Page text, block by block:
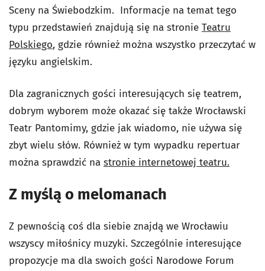
Sceny na Świebodzkim. Informacje na temat tego
typu przedstawień znajdują się na stronie Teatru
Polskiego, gdzie również można wszystko przeczytać w
języku angielskim.
Dla zagranicznych gości interesujących się teatrem,
dobrym wyborem może okazać się także Wrocławski
Teatr Pantomimy, gdzie jak wiadomo, nie używa się
zbyt wielu słów. Również w tym wypadku repertuar
można sprawdzić na stronie internetowej teatru.
Z myślą o melomanach
Z pewnością coś dla siebie znajdą we Wrocławiu
wszyscy miłośnicy muzyki. Szczególnie interesujące
propozycje ma dla swoich gości Narodowe Forum